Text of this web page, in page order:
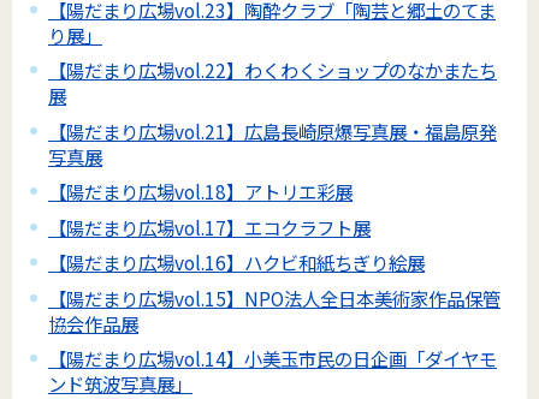
【陽だまり広場vol.23】陶酔クラブ「陶芸と郷土のてま
り展」
【陽だまり広場vol.22】わくわくショップのなかまたち
展
【陽だまり広場vol.21】広島長崎原爆写真展・福島原発
写真展
【陽だまり広場vol.18】アトリエ彩展
【陽だまり広場vol.17】エコクラフト展
【陽だまり広場vol.16】ハクビ和紙ちぎり絵展
【陽だまり広場vol.15】NPO法人全日本美術家作品保管
協会作品展
【陽だまり広場vol.14】小美玉市民の日企画「ダイヤモ
ンド筑波写真展」